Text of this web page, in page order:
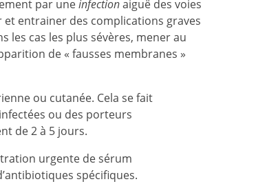
par uneinfectionaiguë des voies
entrainer des complications graves
les cas les plus sévères, mener au
de « fausses membranes »
ou cutanée. Cela se fait
ou des porteurs
de 2 à 5 jours.
urgente de sérum
spécifiques.